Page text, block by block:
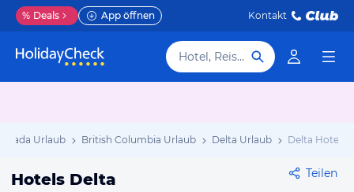
% Deals App öffnen Kontakt
Hotel, Reiseziel
Urlaub British Columbia Urlaub Delta Urlaub Delta Hotels
Hotels Delta Teilen